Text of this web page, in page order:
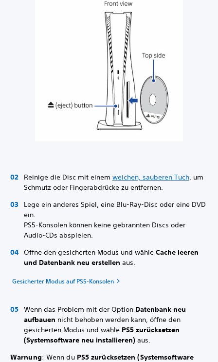
Reinige die Disc mit einem weichen, sauberen Tuch , um
Schmutz oder Fingerabdrücke zu entfernen.
Lege ein anderes Spiel, eine Blu-Ray-Disc oder eine DVD
ein.
PS5-Konsolen können keine gebrannten Discs oder
Audio-CDs abspielen.
Öffne den gesicherten Modus und wähle Cache leeren
und Datenbank neu erstellen aus.
Gesicherter Modus auf PS5-Konsolen
Wenn das Problem mit der Option Datenbank neu
aufbauen nicht behoben werden kann, öffne den
gesicherten Modus und wähle PS5 zurücksetzen
(Systemsoftware neu installieren) aus.
Warnung: Wenn du PS5 zurücksetzen (Systemsoftware